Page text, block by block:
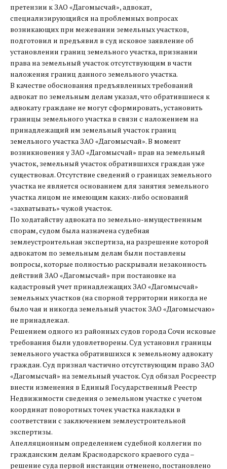
претензии к ЗАО «Дагомысчай», адвокат,
специализирующийся на проблемных вопросах
возникающих при межевании земельных участков,
подготовил и предъявил в суд исковое заявление об
установлении границ земельного участка, признании
права на земельный участок отсутствующим в части
наложения границ данного земельного участка.
В качестве обоснования предъявленных требований
адвокат по земельным делам указал, что обратившиеся к
адвокату граждане не могут сформировать, установить
границы земельного участка в связи с наложением на
принадлежащий им земельный участок границ
земельного участка ЗАО «Дагомысчай». В момент
возникновения у ЗАО «Дагомысчай» прав на земельный
участок, земельный участок обратившихся граждан уже
существовал. Отсутствие сведений о границах земельного
участка не является основанием для занятия земельного
участка лицом не имеющим каких-либо оснований
«захватывать» чужой участок.
По ходатайству адвоката по земельно-имущественным
спорам, судом была назначена судебная
землеустроительная экспертиза, на разрешение которой
адвокатом по земельным делам были поставлены
вопросы, которые полностью раскрывали незаконность
действий ЗАО «Дагомысчай» при постановке на
кадастровый учет принадлежащих ЗАО «Дагомысчай»
земельных участков (на спорной территории никогда не
было чая и никогда земельный участок ЗАО «Дагомысчаю»
не принадлежал.
Решением одного из районных судов города Сочи исковые
требования были удовлетворены. Суд установил границы
земельного участка обратившихся к земельному адвокату
граждан. Суд признал частично отсутствующим право ЗАО
«Дагомысчай» на земельный участок. Суд обязал Росреестр
внести изменения в Единый Государственный Реестр
Недвижимости сведения о земельном участке с учетом
координат поворотных точек участка накладки в
соответствии с заключением землеустроительной
экспертизы.
Апелляционным определением судебной коллегии по
гражданским делам Краснодарского краевого суда –
решение суда первой инстанции отменено, постановлено